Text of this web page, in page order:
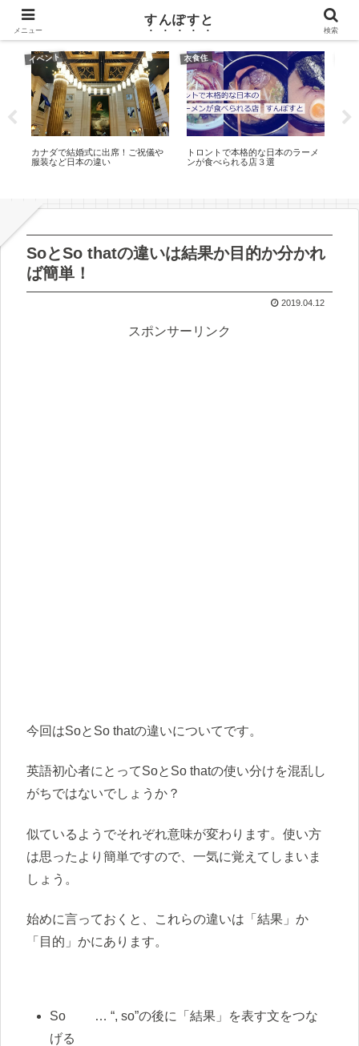
カナダ（トロント）ワーホリのブログ
イベント
カナダで結婚式に出席！ご祝儀や
服装など日本の違い
衣食住
トロントで本格的な日本のラーメ
ンが食べられる店３選
SoとSo thatの違いは結果か目的か分かれ
ば簡単！
2019.04.12
スポンサーリンク
今回はSoとSo thatの違いについてです。
英語初心者にとってSoとSo thatの使い分けを混乱し
がちではないでしょうか？
似ているようでそれぞれ意味が変わります。使い方
は思ったより簡単ですので、一気に覚えてしまいま
しょう。
始めに言っておくと、これらの違いは「結果」か
「目的」かにあります。
So … “, so”の後に「結果」を表す文をつな
げる
メニュー
すんぽすと
検索